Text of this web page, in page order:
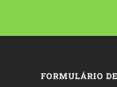
FORMULÁRIO